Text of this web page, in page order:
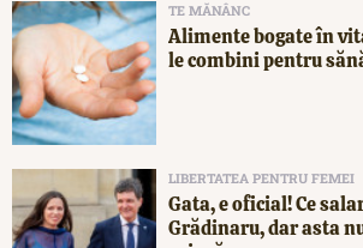
TE MĂNÂNC
Alimente bogate în
le combini pentru
LIBERTATEA PENTRU FEMEI
Gata, e oficial! Ce
Grădinaru, dar asta